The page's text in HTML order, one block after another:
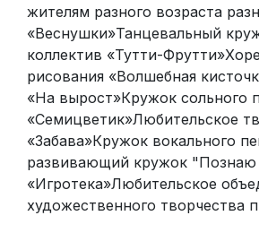
жителям разного возраста
«Веснушки»Танцевальный
коллектив «Тутти-
рисования «Волшебная
«На вырост»Кружок сольного
«Семицветик»Любительское
«Забава»Кружок вокального
развивающий кружок "Познаю
«Игротека»Любительское
художественного творчества